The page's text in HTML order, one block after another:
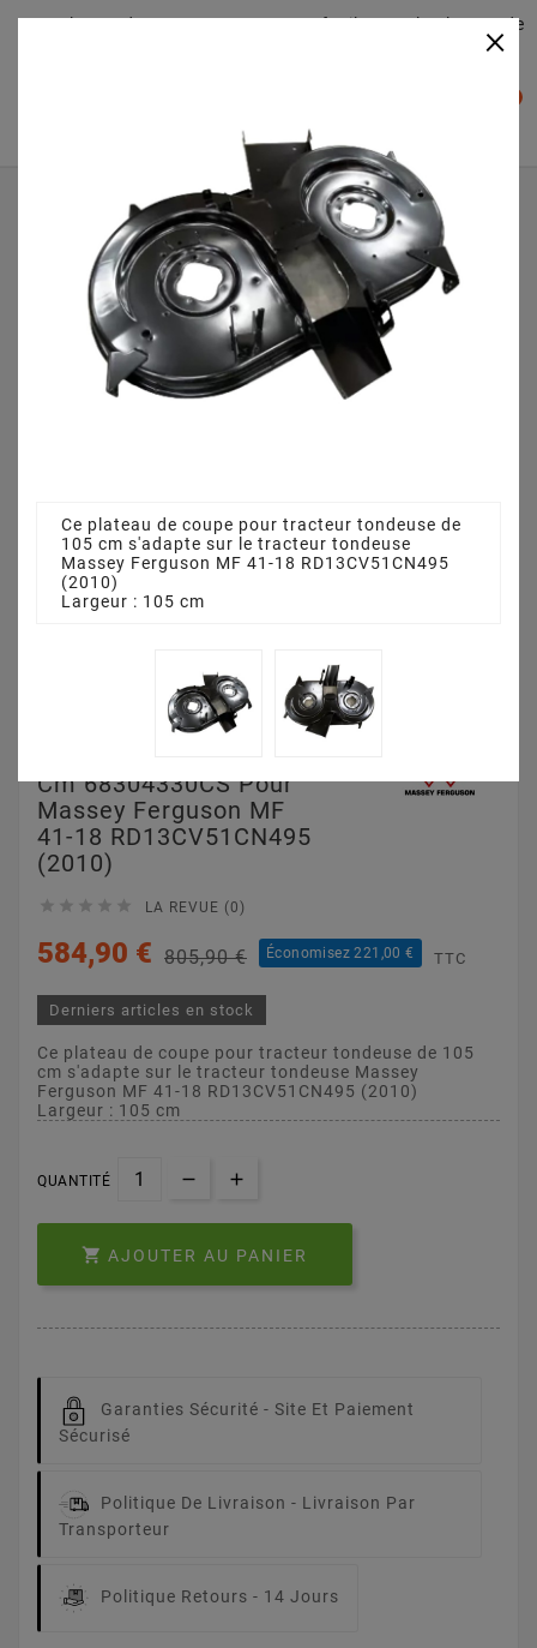
Plateaudecoupe.com : Trouver facilement le plateau de
Accueil
Plateau de coupe
Plateau de coupe 105 cm 68304330CS pour Massey
Ferguson MF 41-18 RD13CV51CN495 (2010)
Cm 68304330CS Pour
Massey Ferguson MF
41-18 RD13CV51CN495
(2010)
     LA REVUE (0)
584,90 € 805,90 € Économisez 221,00 € TTC
Derniers articles en stock
Ce plateau de coupe pour tracteur tondeuse de 105
cm s'adapte sur le tracteur tondeuse Massey
Ferguson MF 41-18 RD13CV51CN495 (2010)
Largeur : 105 cm
QUANTITÉ
 AJOUTER AU PANIER
Garanties Sécurité - Site Et Paiement
Sécurisé
Politique De Livraison - Livraison Par
Transporteur
Politique Retours - 14 Jours
×
Ce plateau de coupe pour tracteur tondeuse de
105 cm s'adapte sur le tracteur tondeuse
Massey Ferguson MF 41-18 RD13CV51CN495
(2010)
Largeur : 105 cm